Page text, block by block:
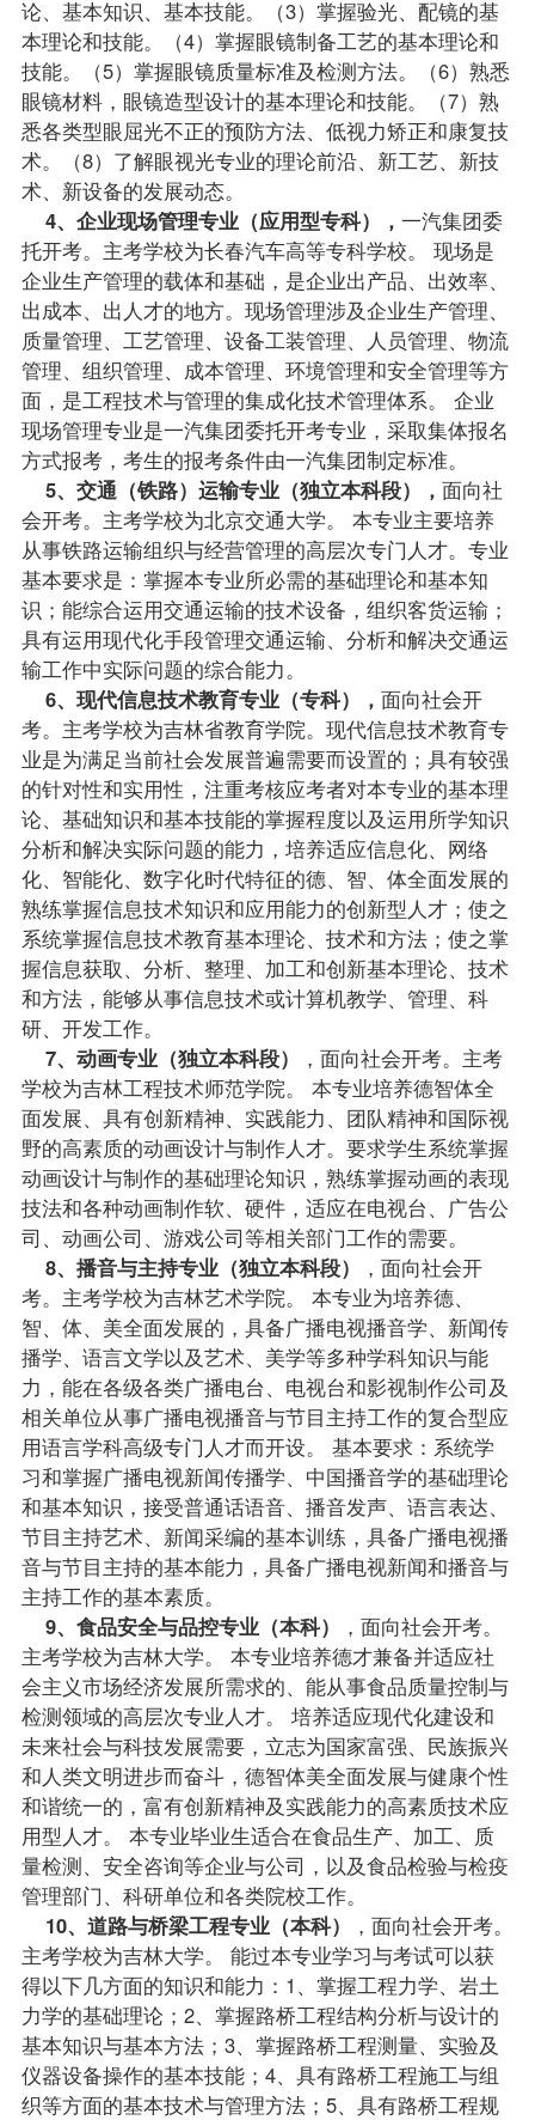
论、基本知识、基本技能。（3）掌握验光、配镜的基
本理论和技能。（4）掌握眼镜制备工艺的基本理论和
技能。（5）掌握眼镜质量标准及检测方法。（6）熟悉
眼镜材料，眼镜造型设计的基本理论和技能。（7）熟
悉各类型眼屈光不正的预防方法、低视力矫正和康复技
术。（8）了解眼视光专业的理论前沿、新工艺、新技
术、新设备的发展动态。
4、企业现场管理专业（应用型专科）， 一汽集团委
托开考。主考学校为长春汽车高等专科学校。 现场是
企业生产管理的载体和基础，是企业出产品、出效率、
出成本、出人才的地方。现场管理涉及企业生产管理、
质量管理、工艺管理、设备工装管理、人员管理、物流
管理、组织管理、成本管理、环境管理和安全管理等方
面，是工程技术与管理的集成化技术管理体系。 企业
现场管理专业是一汽集团委托开考专业，采取集体报名
方式报考，考生的报考条件由一汽集团制定标准。
5、交通（铁路）运输专业（独立本科段）， 面向社
会开考。主考学校为北京交通大学。 本专业主要培养
从事铁路运输组织与经营管理的高层次专门人才。专业
基本要求是：掌握本专业所必需的基础理论和基本知
识；能综合运用交通运输的技术设备，组织客货运输；
具有运用现代化手段管理交通运输、分析和解决交通运
输工作中实际问题的综合能力。
6、现代信息技术教育专业（专科）， 面向社会开
考。主考学校为吉林省教育学院。现代信息技术教育专
业是为满足当前社会发展普遍需要而设置的；具有较强
的针对性和实用性，注重考核应考者对本专业的基本理
论、基础知识和基本技能的掌握程度以及运用所学知识
分析和解决实际问题的能力，培养适应信息化、网络
化、智能化、数字化时代特征的德、智、体全面发展的
熟练掌握信息技术知识和应用能力的创新型人才；使之
系统掌握信息技术教育基本理论、技术和方法；使之掌
握信息获取、分析、整理、加工和创新基本理论、技术
和方法，能够从事信息技术或计算机教学、管理、科
研、开发工作。
7、动画专业（独立本科段）
，面向社会开考。主考
学校为吉林工程技术师范学院。 本专业培养德智体全
面发展、具有创新精神、实践能力、团队精神和国际视
野的高素质的动画设计与制作人才。要求学生系统掌握
动画设计与制作的基础理论知识，熟练掌握动画的表现
技法和各种动画制作软、硬件，适应在电视台、广告公
司、动画公司、游戏公司等相关部门工作的需要。
8、播音与主持专业（独立本科段）
，面向社会开
考。主考学校为吉林艺术学院。 本专业为培养德、
智、体、美全面发展的，具备广播电视播音学、新闻传
播学、语言文学以及艺术、美学等多种学科知识与能
力，能在各级各类广播电台、电视台和影视制作公司及
相关单位从事广播电视播音与节目主持工作的复合型应
用语言学科高级专门人才而开设。 基本要求：系统学
习和掌握广播电视新闻传播学、中国播音学的基础理论
和基本知识，接受普通话语音、播音发声、语言表达、
节目主持艺术、新闻采编的基本训练，具备广播电视播
音与节目主持的基本能力，具备广播电视新闻和播音与
主持工作的基本素质。
9、食品安全与品控专业（本科）
，面向社会开考。
主考学校为吉林大学。 本专业培养德才兼备并适应社
会主义市场经济发展所需求的、能从事食品质量控制与
检测领域的高层次专业人才。 培养适应现代化建设和
未来社会与科技发展需要，立志为国家富强、民族振兴
和人类文明进步而奋斗，德智体美全面发展与健康个性
和谐统一的，富有创新精神及实践能力的高素质技术应
用型人才。 本专业毕业生适合在食品生产、加工、质
量检测、安全咨询等企业与公司，以及食品检验与检疫
管理部门、科研单位和各类院校工作。
10、道路与桥梁工程专业（本科）
，面向社会开考。
主考学校为吉林大学。 能过本专业学习与考试可以获
得以下几方面的知识和能力：1、掌握工程力学、岩土
力学的基础理论；2、掌握路桥工程结构分析与设计的
基本知识与基本方法；3、掌握路桥工程测量、实验及
仪器设备操作的基本技能；4、具有路桥工程施工与组
织等方面的基本技术与管理方法；5、具有路桥工程规